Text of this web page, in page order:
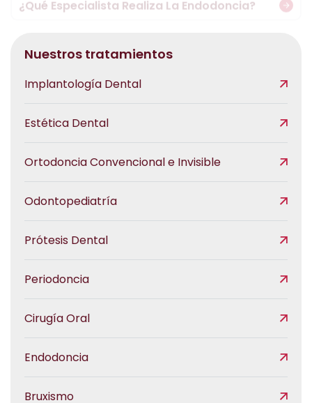
Nuestros tratamientos
Implantología Dental
Estética Dental
Ortodoncia Convencional e Invisible
Odontopediatría
Prótesis Dental
Periodoncia
Cirugía Oral
Endodoncia
Bruxismo